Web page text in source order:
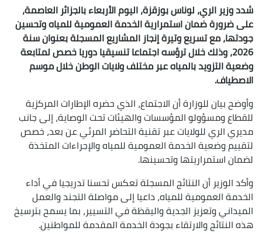
شدد وزير الري، لوناس بوزقزة، اليوم الأربعاء بالجزائر العاصمة،
على ضرورة ضمان استمرارية الخدمة العمومية للمياه وتحسين
جودتها، مع تسريع وتيرة إنجاز المشاريع المسجلة بعنوان سنة
2026، وذلك خلال ترؤسه اجتماعا تنسيقيا دوريا خصص لمتابعة
وضعية التزويد بالمياه عبر مختلف ولايات الوطن خلال موسم
الاصطياف.
وأوضح بيان للوزارة أن الاجتماع، الذي حضره الإطارات المركزية
للقطاع ومسؤولو المؤسسات والهيئات تحت الوصاية، إلى جانب
مديري الري للولايات عبر تقنية التحاضر المرئي عن بعد، خصص
لتقييم وضعية الخدمة العمومية للمياه والإجراءات المتخذة
لضمان استمراريتها وتحسينها.
وأكد الوزير أن النتائج المسجلة تعكس تحسنا تدريجيا في أداء
الخدمة العمومية للمياه، داعيا إلى مواصلة التجند والعمل
الميداني وتعزيز الجدية واليقظة في التسيير، بما يسمح بترسيخ
هذه النتائج والارتقاء بجودة الخدمة المقدمة للمواطنين.